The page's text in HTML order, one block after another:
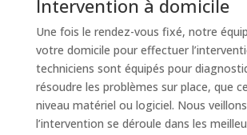
Intervention à domicile
Une fois le rendez-vous fixé, notre
votre domicile pour effectuer
techniciens sont équipés pour
résoudre les problèmes sur place, que
niveau matériel ou logiciel. Nous
l’intervention se déroule dans les